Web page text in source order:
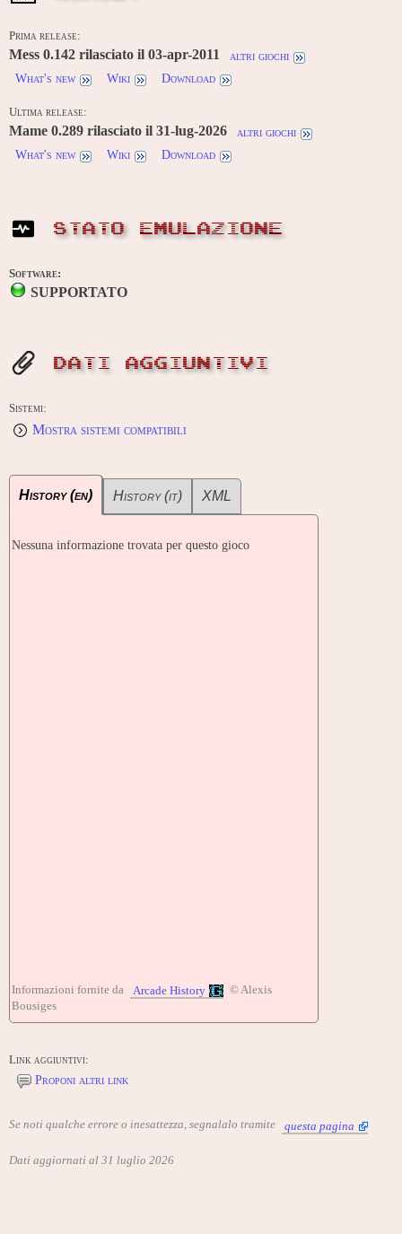
Prima release:
Mess 0.142 rilasciato il 03-apr-2011
altri giochi
What's new
Wiki Download
Ultima release:
Mame 0.289 rilasciato il 31-lug-2026
altri giochi
What's new
Wiki Download
STATO EMULAZIONE
Software:
SUPPORTATO
DATI AGGIUNTIVI
Sistemi:
Mostra sistemi compatibili
History (en) History (it) XML
Nessuna informazione trovata per questo gioco
Informazioni fornite da Arcade History
© Alexis
Bousiges
Link aggiuntivi:
Proponi altri link
Se noti qualche errore o inesattezza, segnalalo tramite questa pagina
Dati aggiornati al 31 luglio 2026